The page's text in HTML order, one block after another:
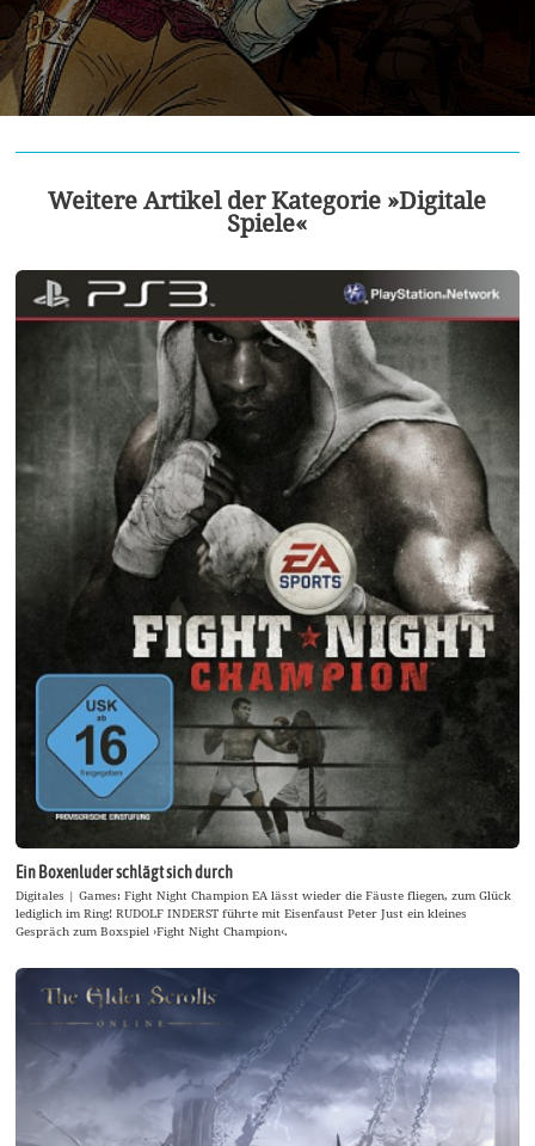
Weitere Artikel der Kategorie »Digitale
Spiele«
Ein Boxenluder schlägt sich durch
Digitales | Games: Fight Night Champion EA lässt wieder die Fäuste fliegen, zum Glück
lediglich im Ring! RUDOLF INDERST führte mit Eisenfaust Peter Just ein kleines
Gespräch zum Boxspiel ›Fight Night Champion‹.